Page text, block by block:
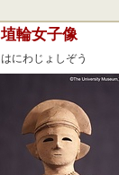
埴輪女子像
はにわじょしぞう